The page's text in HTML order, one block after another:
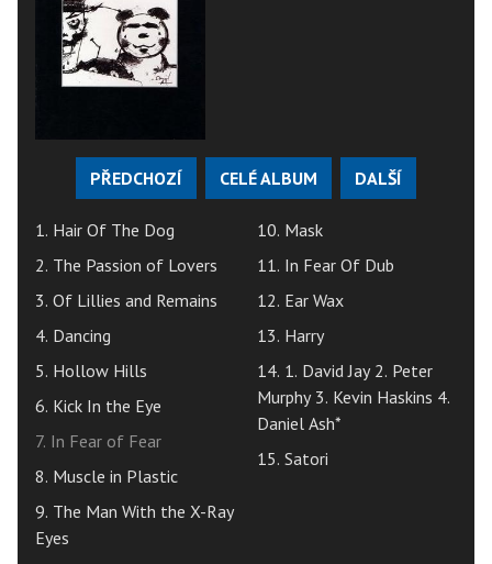
PŘEDCHOZÍ CELÉ ALBUM DALŠÍ
1. Hair Of The Dog
2. The Passion of Lovers
3. Of Lillies and Remains
4. Dancing
5. Hollow Hills
6. Kick In the Eye
7. In Fear of Fear
8. Muscle in Plastic
9. The Man With the X-Ray
Eyes
10. Mask
11. In Fear Of Dub
12. Ear Wax
13. Harry
14. 1. David Jay 2. Peter
Murphy 3. Kevin Haskins 4.
Daniel Ash*
15. Satori